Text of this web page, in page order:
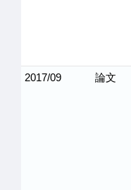
2017/09 論文